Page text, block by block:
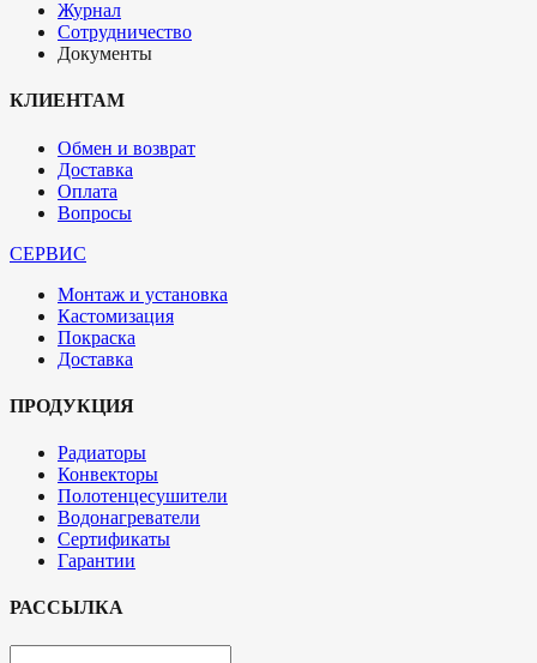
Журнал
Сотрудничество
Документы
КЛИЕНТАМ
Обмен и возврат
Доставка
Оплата
Вопросы
СЕРВИС
Монтаж и установка
Кастомизация
Покраска
Доставка
ПРОДУКЦИЯ
Радиаторы
Конвекторы
Полотенцесушители
Водонагреватели
Сертификаты
Гарантии
РАССЫЛКА